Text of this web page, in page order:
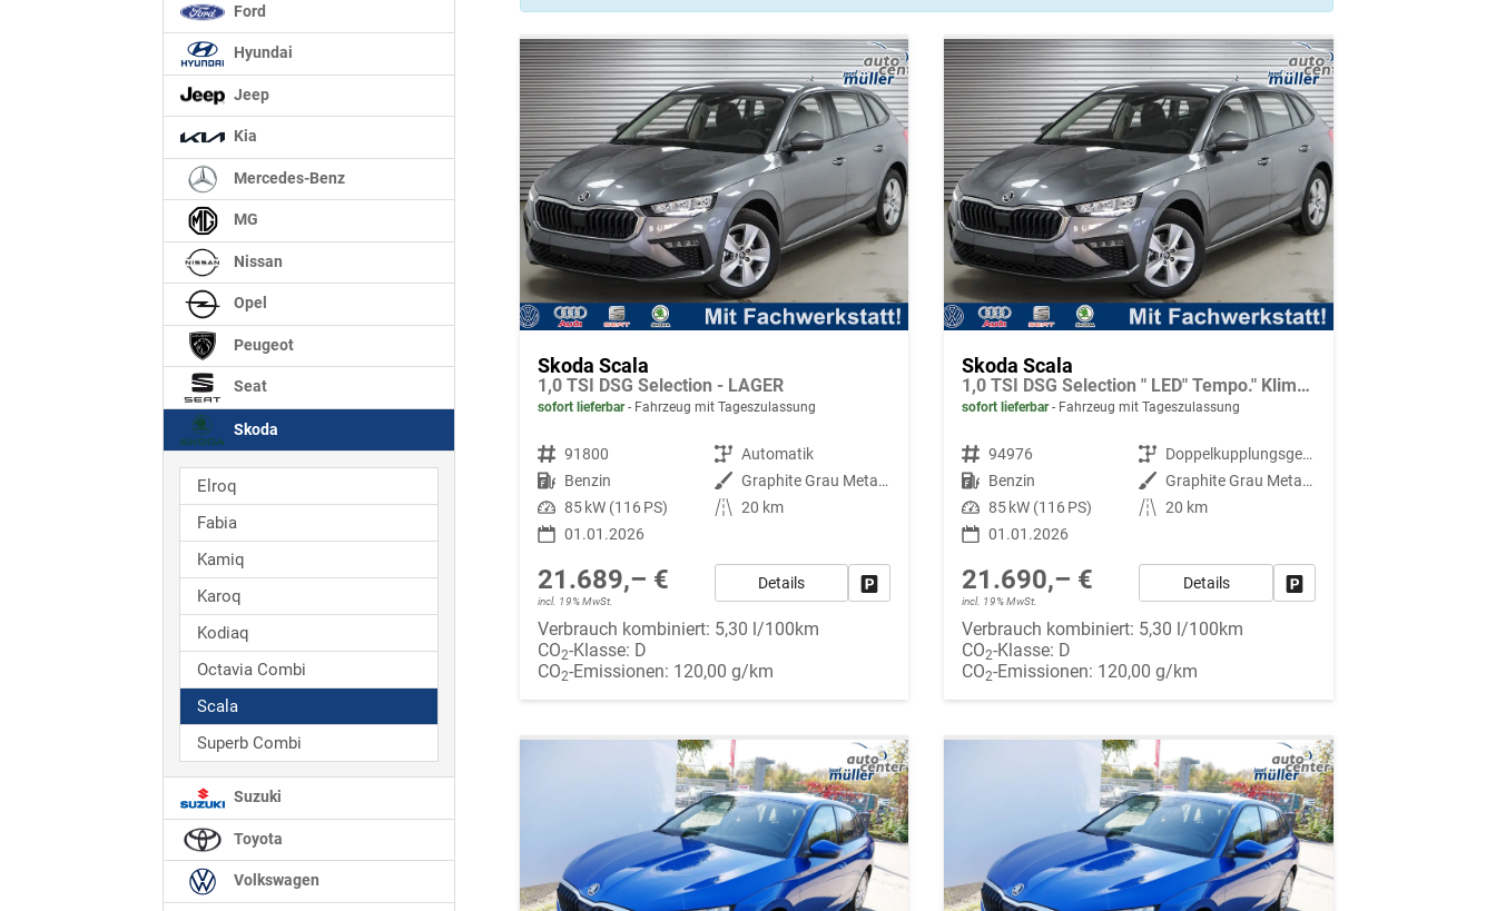
Skoda Scala
1,0 TSI DSG Selection - LAGER
sofort lieferbar Fahrzeug mit Tageszulassung
Fahrzeugnr. 91800 Getriebe Automatik
Kraftstoff Benzin Außenfarbe
Graphite Grau Metallic (5X)
Leistung 85 kW (116 PS) Kilometerstand 20 km
01.01.2026
21.689,– €
incl. 19% MwSt.
Details Fahrzeug parken
Verbrauch kombiniert: 5,30 l/100km
CO2-Klasse: D
CO2-Emissionen: 120,00 g/km
Skoda Scala
1,0 TSI DSG Selection " LED" Tempo." Klimaauto." PDC h." App connect
sofort lieferbar Fahrzeug mit Tageszulassung
Fahrzeugnr. 94976 Getriebe
Doppelkupplungsgetriebe (DSG)
Kraftstoff Benzin Außenfarbe
Graphite Grau Metallic (5X)
Leistung 85 kW (116 PS) Kilometerstand 20 km
01.01.2026
21.690,– €
incl. 19% MwSt.
Details
Verbrauch kombiniert: 5,30 l/100km
CO2-Klasse: D
CO2-Emissionen: 120,00 g/km
Ford
Hyundai
Jeep
Kia
Mercedes-Benz
MG
Nissan
Opel
Peugeot
Seat
Skoda
Elroq
Fabia
Kamiq
Karoq
Kodiaq
Octavia Combi
Scala
Superb Combi
Suzuki
Toyota
Volkswagen